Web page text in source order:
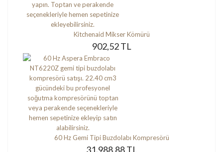
Kitchenaid Mikser Kömürü
902,52 TL
60 Hz Gemi Tipi Buzdolabı Kompresörü
31.988,88 TL